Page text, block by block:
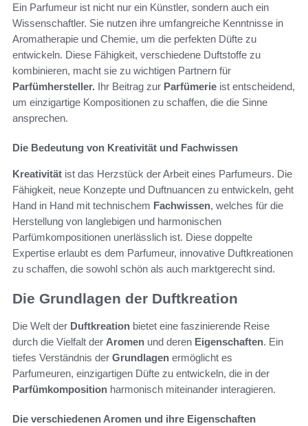
Ein Parfumeur ist nicht nur ein Künstler, sondern auch ein
Wissenschaftler. Sie nutzen ihre umfangreiche Kenntnisse in
Aromatherapie und Chemie, um die perfekten Düfte zu
entwickeln. Diese Fähigkeit, verschiedene Duftstoffe zu
kombinieren, macht sie zu wichtigen Partnern für
Parfümhersteller. Ihr Beitrag zur Parfümerie ist entscheidend,
um einzigartige Kompositionen zu schaffen, die die Sinne
ansprechen.
Die Bedeutung von Kreativität und Fachwissen
Kreativität ist das Herzstück der Arbeit eines Parfumeurs. Die
Fähigkeit, neue Konzepte und Duftnuancen zu entwickeln, geht
Hand in Hand mit technischem Fachwissen, welches für die
Herstellung von langlebigen und harmonischen
Parfümkompositionen unerlässlich ist. Diese doppelte
Expertise erlaubt es dem Parfumeur, innovative Duftkreationen
zu schaffen, die sowohl schön als auch marktgerecht sind.
Die Grundlagen der Duftkreation
Die Welt der Duftkreation bietet eine faszinierende Reise
durch die Vielfalt der Aromen und deren Eigenschaften. Ein
tiefes Verständnis der Grundlagen ermöglicht es
Parfumeuren, einzigartigen Düfte zu entwickeln, die in der
Parfümkomposition harmonisch miteinander interagieren.
Die verschiedenen Aromen und ihre Eigenschaften